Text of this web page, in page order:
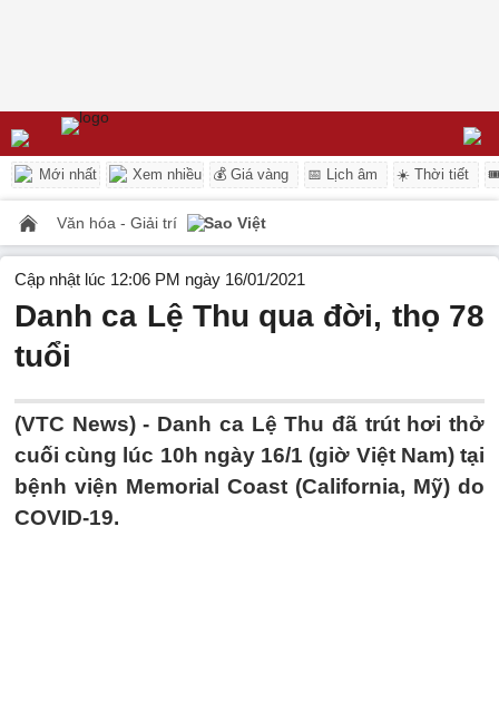
Mới nhất Xem nhiều 💰 Giá vàng 📅 Lịch âm ☀️ Thời tiết
Văn hóa - Giải trí Sao Việt
Cập nhật lúc 12:06 PM ngày 16/01/2021
Danh ca Lệ Thu qua đời, thọ 78
tuổi
(VTC News) - Danh ca Lệ Thu đã trút hơi thở
cuối cùng lúc 10h ngày 16/1 (giờ Việt Nam) tại
bệnh viện Memorial Coast (California, Mỹ) do
COVID-19.